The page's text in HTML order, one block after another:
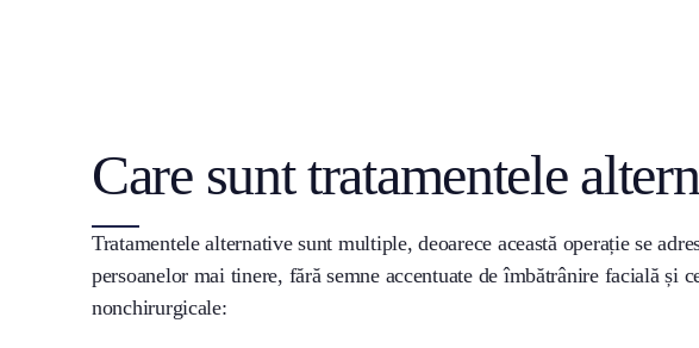
Care sunt tratamentele
Tratamentele alternative sunt multiple, deoarece această operație se
persoanelor mai tinere, fără semne accentuate de îmbătrânire facială și
nonchirurgicale: